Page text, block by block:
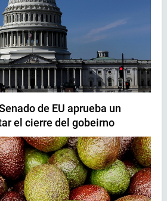
de EU aprueba un
el cierre del gobeirno